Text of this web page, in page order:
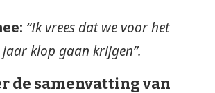
“Ik vrees dat we voor het
jaar klop gaan krijgen”.
de samenvatting van